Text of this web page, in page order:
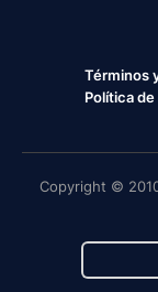
Términos
Política
Copyright ©